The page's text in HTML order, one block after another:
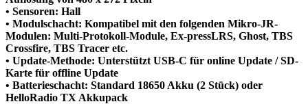
• Sensoren: Hall
• Modulschacht: Kompatibel mit den folgenden Mikro-JR-
Modulen: Multi-Protokoll-Module, Ex-pressLRS, Ghost, TBS
Crossfire, TBS Tracer etc.
• Update-Methode: Unterstützt USB-C für online Update / SD-
Karte für offline Update
• Batterieschacht: Standard 18650 Akku (2 Stück) oder
HelloRadio TX Akkupack